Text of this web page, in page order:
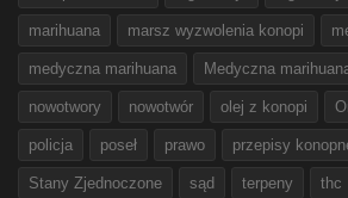
marihuana marsz wyzwolenia konopi
medyczna marihuana Medyczna
nowotwory nowotwór olej z konopi
policja poseł prawo przepisy
Stany Zjednoczone sąd terpeny thc